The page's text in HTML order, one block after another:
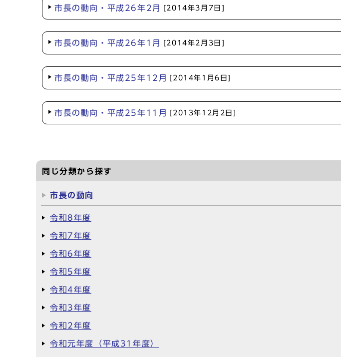
市長の動向・平成26年2月 [2014年3月7日]
市長の動向・平成26年1月 [2014年2月3日]
市長の動向・平成25年12月 [2014年1月6日]
市長の動向・平成25年11月 [2013年12月2日]
同じ分類から探す
市長の動向
令和8年度
令和7年度
令和6年度
令和5年度
令和4年度
令和3年度
令和2年度
令和元年度（平成31年度）